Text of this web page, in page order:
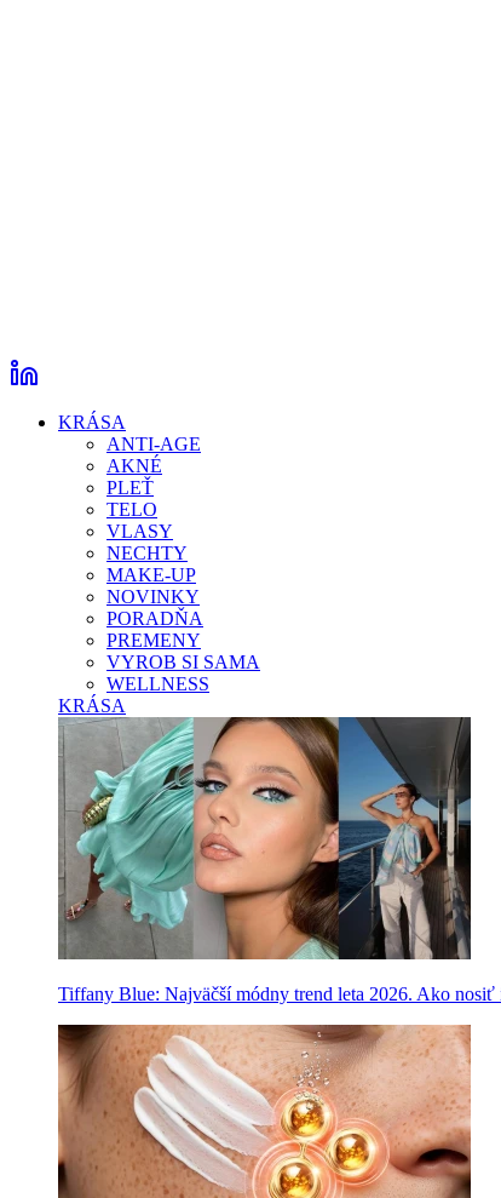
KRÁSA
ANTI-AGE
AKNÉ
PLEŤ
TELO
VLASY
NECHTY
MAKE-UP
NOVINKY
PORADŇA
PREMENY
VYROB SI SAMA
WELLNESS
KRÁSA
Tiffany Blue: Najväčší módny trend leta 2026. Ako nosiť